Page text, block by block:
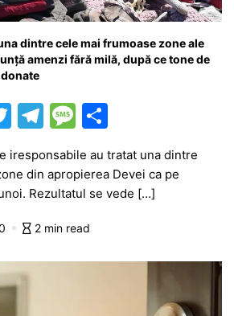
dintre cele mai frumoase zone ale
amenzi fără milă, după ce tone de
T
itt
er
T
e
gr
a
M
s
s
a
g
e
ta
je
ă
iresponsabile au tratat una dintre
din apropierea Devei ca pe
Rezultatul se vede […]
2 min read